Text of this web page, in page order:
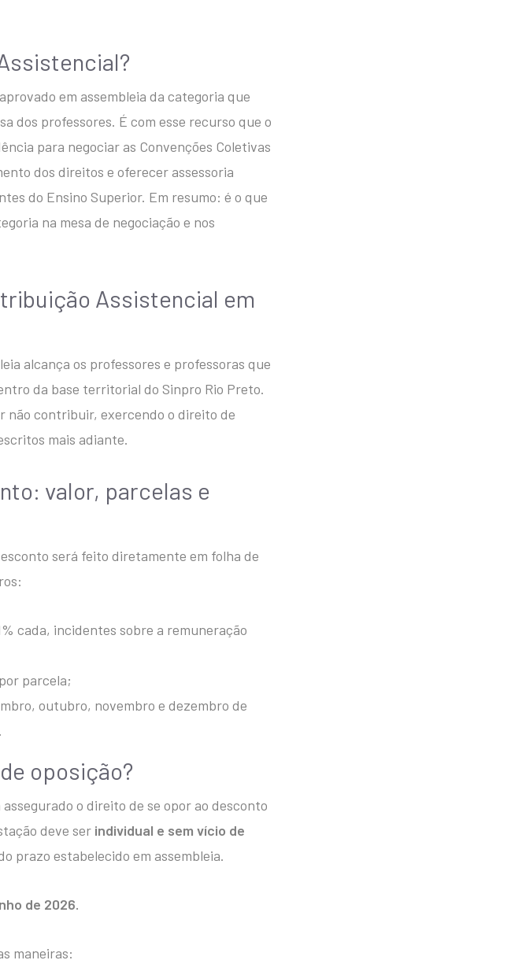
em assembleia da categoria que
dos professores. É com esse recurso que o
para negociar as Convenções Coletivas
dos direitos e oferecer assessoria
do Ensino Superior. Em resumo: é o que
na mesa de negociação e nos
Assistencial em
alcança os professores e professoras que
da base territorial do Sinpro Rio Preto.
não contribuir, exercendo o direito de
mais adiante.
valor, parcelas e
será feito diretamente em folha de
cada, incidentes sobre a remuneração
parcela;
outubro, novembro e dezembro de
oposição?
o direito de se opor ao desconto
deve ser individual e sem vício de
prazo estabelecido em assembleia.
de 2026.
maneiras: